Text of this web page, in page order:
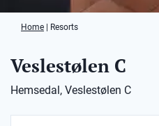
Home Resorts
Veslestølen C
Hemsedal, Veslestølen C